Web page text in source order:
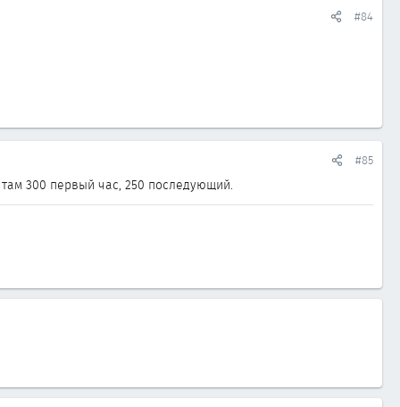
#84
#85
300 первый час, 250 последующий.